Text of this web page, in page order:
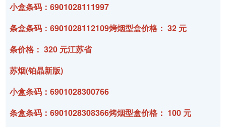
小盒条码：6901028111997
条盒条码：6901028112109烤烟型盒价格： 32 元
条价格： 320 元江苏省
苏烟(铂晶新版)
小盒条码：6901028300766
条盒条码：6901028308366烤烟型盒价格： 100 元